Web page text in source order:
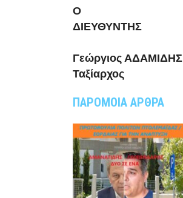
Ο
ΔΙΕΥΘΥΝΤΗΣ
Γεώργιος ΑΔΑΜΙΔΗΣ
Ταξίαρχος
ΠΑΡΟΜΟΙΑ ΑΡΘΡΑ